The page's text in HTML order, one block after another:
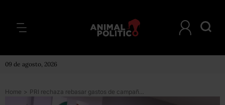
09 de agosto, 2026
Home > PRI rechaza rebasar gastos de campaña en Coahuila; INE aplicó reglas equivocadas acusan